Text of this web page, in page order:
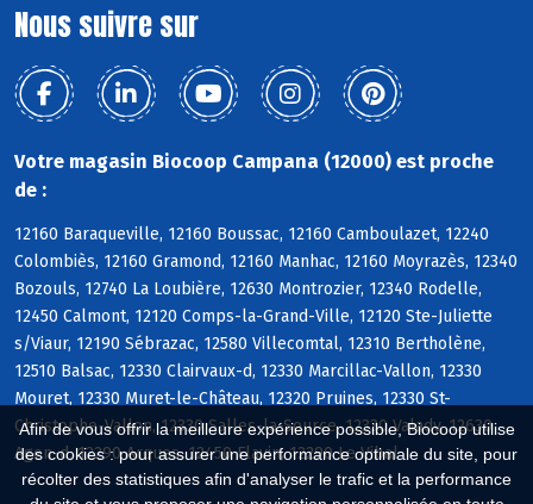
Afin de vous offrir la meilleure expérience possible, Biocoop utilise
des cookies : pour assurer une performance optimale du site, pour
récolter des statistiques afin d'analyser le trafic et la performance
Nous suivre sur
Votre magasin Biocoop Campana (12000) est proche
de :
12160 Baraqueville, 12160 Boussac, 12160 Camboulazet, 12240
Colombiès, 12160 Gramond, 12160 Manhac, 12160 Moyrazès, 12340
Bozouls, 12740 La Loubière, 12630 Montrozier, 12340 Rodelle,
12450 Calmont, 12120 Comps-la-Grand-Ville, 12120 Ste-Juliette
s/Viaur, 12190 Sébrazac, 12580 Villecomtal, 12310 Bertholène,
12510 Balsac, 12330 Clairvaux-d, 12330 Marcillac-Vallon, 12330
Mouret, 12330 Muret-le-Château, 12320 Pruines, 12330 St-
Christophe-Vallon, 12330 Salles-la-Source, 12330 Valady, 12630
Agen-d, 12290 Arques, 12450 Flavin, 12290 Le Vibal